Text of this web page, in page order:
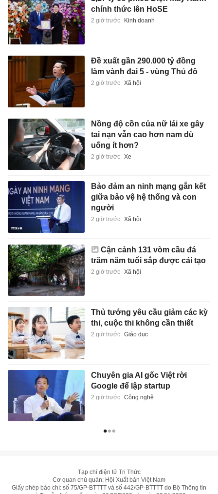
chính thức lên HoSE
2 giờ trước Kinh doanh
Đề xuất gần 290.000 tỷ đồng
làm vành đai 5 - vùng Thủ đô
2 giờ trước Xã hội
Nồng độ cồn của nữ lái xe gây
tai nạn vẫn cao hơn nam dù
uống ít hơn?
2 giờ trước Xe
Bảo đảm an ninh mạng gắn kết
giữa bảo vệ hệ thống và con
người
2 giờ trước Xã hội
Cận cảnh 131 vòm cầu đá
trăm năm tuổi sắp được cải tạo
2 giờ trước Xã hội
Thủ tướng yêu cầu giảm các kỳ
thi, cuộc thi không cần thiết
2 giờ trước Giáo dục
Chuyên gia AI gốc Việt rời
Google để lập startup
2 giờ trước Công nghệ
Tạp chí điện tử Tri Thức
Cơ quan chủ quản: Hội Xuất bản Việt Nam
Giấy phép báo chí: số 75/GP-BTTTT và số 442/GP-BTTTT do Bộ Thông tin